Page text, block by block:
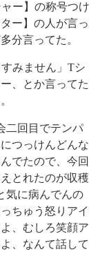
ー】の称号つけ
ー】の人が言っ
分言ってた。
みません」Tシ
、とか言ってた
二回目でテンパ
つっけんどんな
でたので、今回
とれたのが収穫
気に病んでんの
ちゅう怒りアイ
、むしろ笑顔ア
、なんて話して